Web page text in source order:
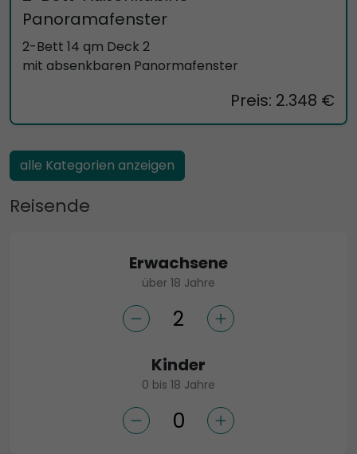
Panoramafenster
2-Bett 14 qm Deck 2
mit absenkbaren Panormafenster
Preis: 2.348 €
alle Kategorien anzeigen
Reisende
Erwachsene
über 18 Jahre
Kinder
0 bis 18 Jahre